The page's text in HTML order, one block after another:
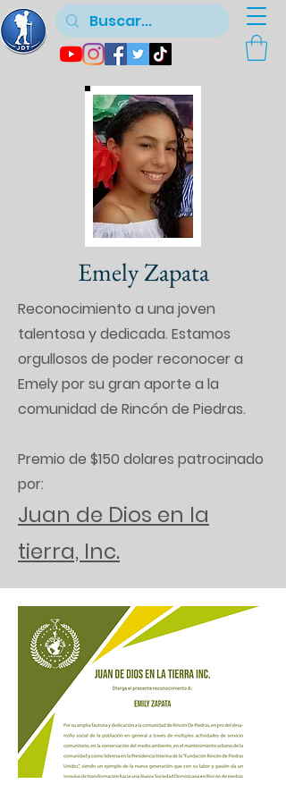
Emely Zapata
Reconocimiento a una joven
talentosa y dedicada. Estamos
orgullosos de poder reconocer a
Emely por su gran aporte a la
comunidad de Rincón de Piedras.
Premio de $150 dolares patrocinado
por:
Juan de Dios en la
tierra, Inc.